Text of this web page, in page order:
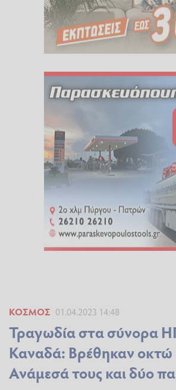
ΚΌΣΜΟΣ 01.04.2023 14:48
Τραγωδία στα σύνορα
Καναδά: Βρέθηκαν οκτώ
Ανάμεσά τους και δύο